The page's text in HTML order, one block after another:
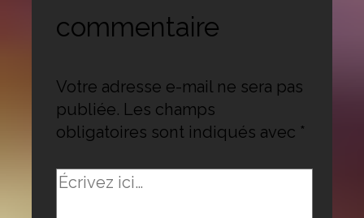
commentaire
Votre adresse e-mail ne sera pas
publiée. Les champs
obligatoires sont indiqués avec *
Écrivez